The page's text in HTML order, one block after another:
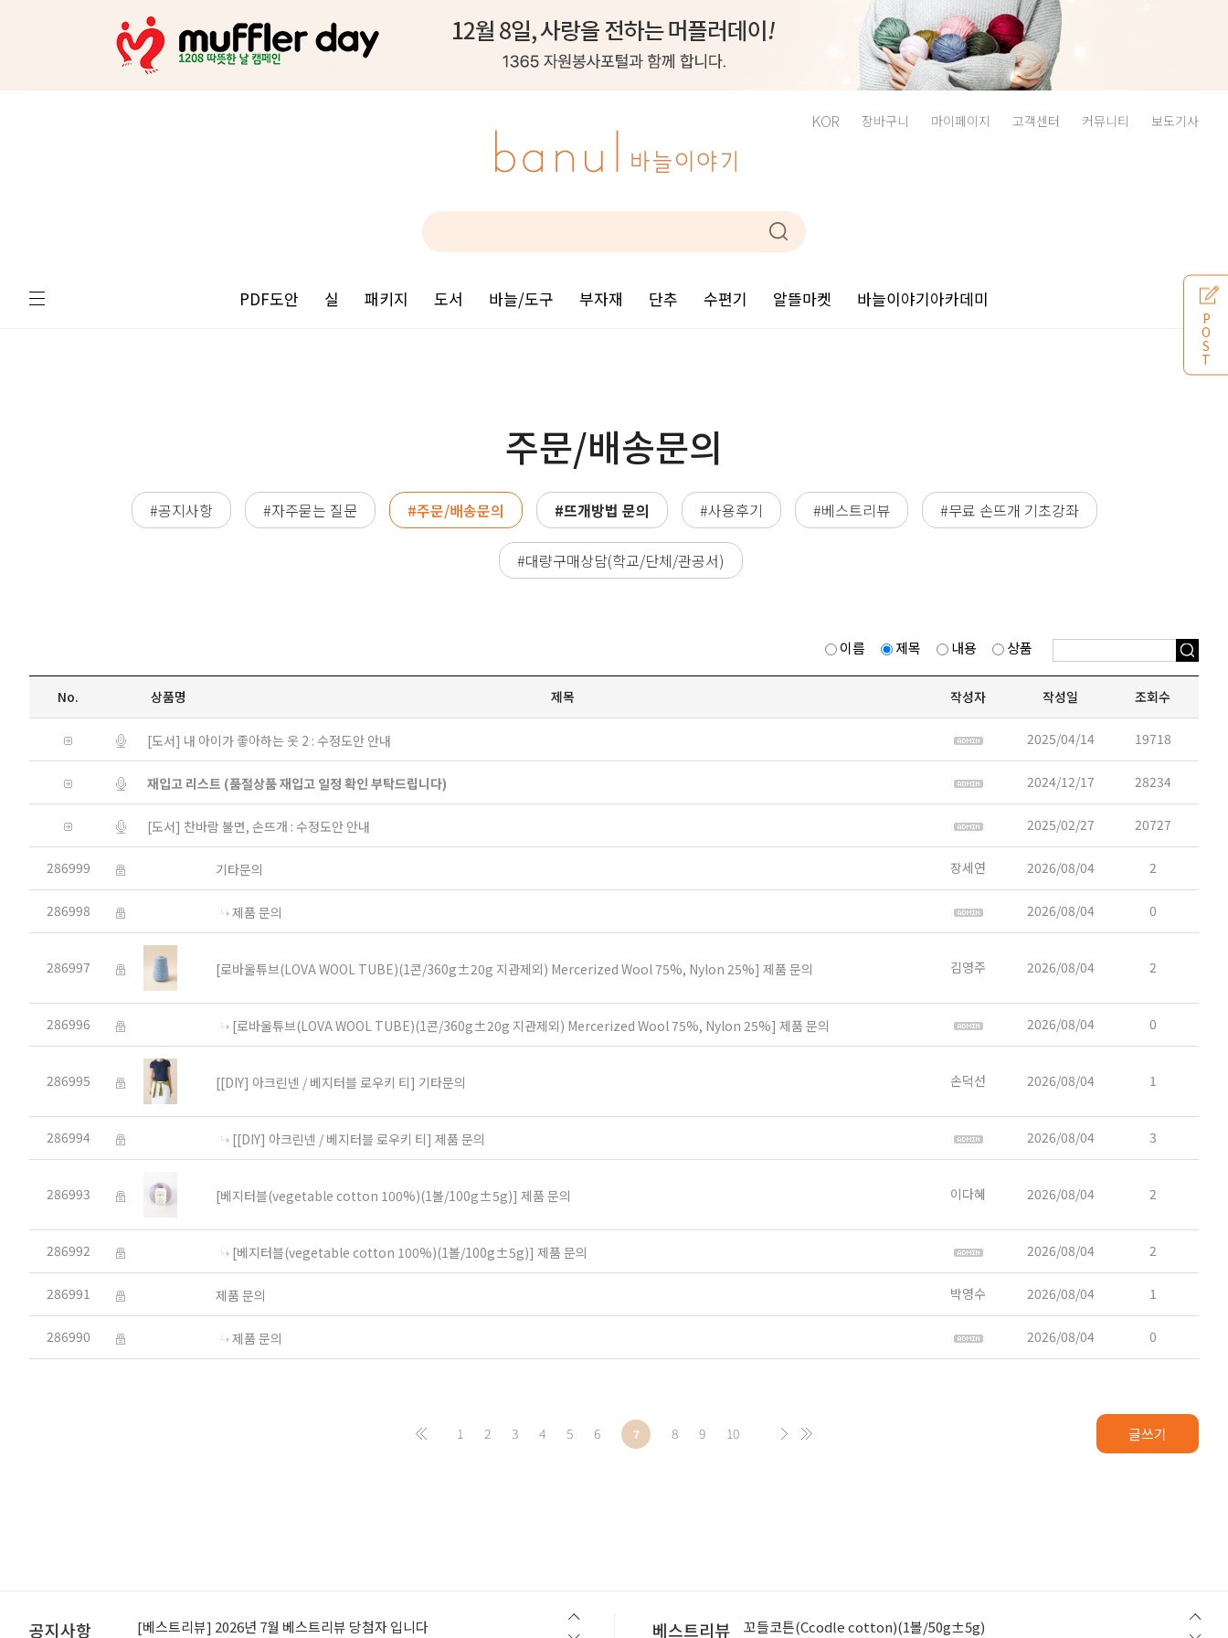
KOR 장바구니 마이페이지 고객센터 커뮤니티 보도기사
PDF도안 실 패키지 도서 바늘/도구 부자재 단추 수편기 알뜰마켓 바늘이야기아카데미
주문/배송문의
#공지사항 #자주묻는 질문 #주문/배송문의 #뜨개방법 문의 #사용후기 #베스트리뷰 #무료 손뜨개 기초강좌
#대량구매상담(학교/단체/관공서)
이름 제목 내용 상품
No. 상품명 제목 작성자 작성일 조회수
[도서] 내 아이가 좋아하는 옷 2 : 수정도안 안내 2025/04/14 19718
재입고 리스트 (품절상품 재입고 일정 확인 부탁드립니다) 2024/12/17 28234
[도서] 찬바람 불면, 손뜨개 : 수정도안 안내 2025/02/27 20727
286999 기타문의 장세연 2026/08/04 2
286998 제품 문의 2026/08/04 0
286997 [로바울튜브(LOVA WOOL TUBE)(1콘/360g±20g 지관제외) Mercerized Wool 75%, Nylon 25%] 제품 문의 김영주 2026/08/04 2
286996 [로바울튜브(LOVA WOOL TUBE)(1콘/360g±20g 지관제외) Mercerized Wool 75%, Nylon 25%] 제품 문의 2026/08/04 0
286995 [[DIY] 아크린넨 / 베지터블 로우키 티] 기타문의 손덕선 2026/08/04 1
286994 [[DIY] 아크린넨 / 베지터블 로우키 티] 제품 문의 2026/08/04 3
286993 [베지터블(vegetable cotton 100%)(1볼/100g±5g)] 제품 문의 이다혜 2026/08/04 2
286992 [베지터블(vegetable cotton 100%)(1볼/100g±5g)] 제품 문의 2026/08/04 2
286991 제품 문의 박영수 2026/08/04 1
286990 제품 문의 2026/08/04 0
글쓰기
1 2 3 4 5 6 7 8 9 10
공지사항
[베스트리뷰] 2026년 7월 베스트리뷰 당첨자 입니다
베스트리뷰
꼬들코튼(Ccodle cotton)(1볼/50g±5g)
P
O
S
T